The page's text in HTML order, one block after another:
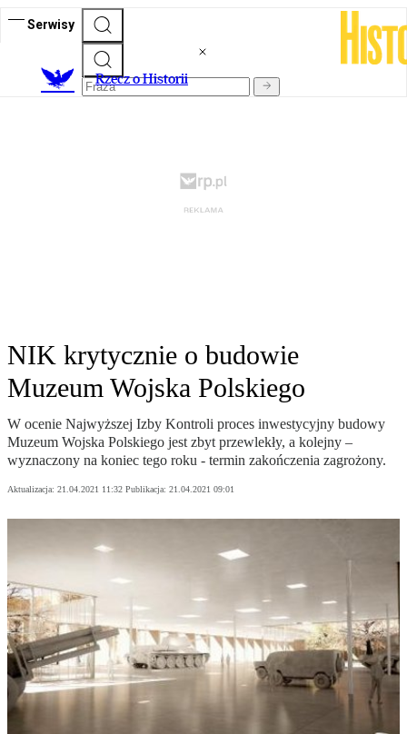
Serwisy
Rzecz o Historii
NIK krytycznie o budowie
Muzeum Wojska Polskiego
W ocenie Najwyższej Izby Kontroli proces inwestycyjny budowy
Muzeum Wojska Polskiego jest zbyt przewlekły, a kolejny –
wyznaczony na koniec tego roku - termin zakończenia zagrożony.
Aktualizacja: 21.04.2021 11:32 Publikacja: 21.04.2021 09:01